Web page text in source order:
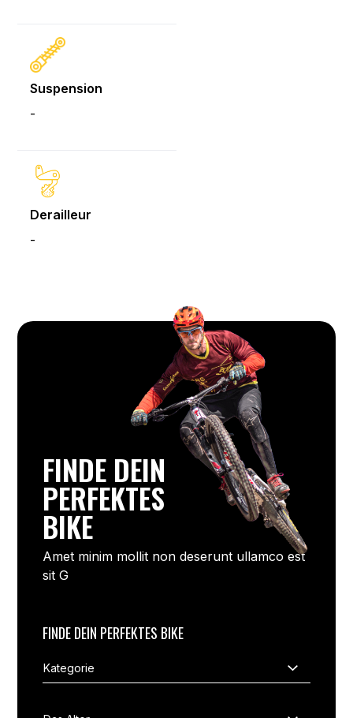
Suspension
-
Derailleur
-
FINDE DEIN
PERFEKTES
BIKE
Amet minim mollit non deserunt ullamco est
sit G
FINDE DEIN PERFEKTES BIKE